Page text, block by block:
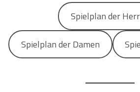
Spielplan der
Spielplan der Damen